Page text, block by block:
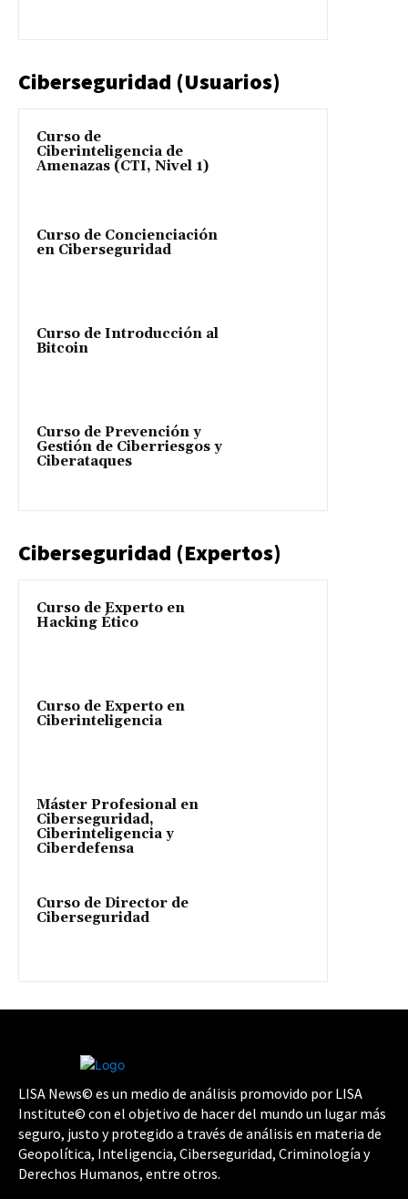
Ciberseguridad (Usuarios)
Curso de
Ciberinteligencia de
Amenazas (CTI, Nivel 1)
Curso de Concienciación
en Ciberseguridad
Curso de Introducción al
Bitcoin
Curso de Prevención y
Gestión de Ciberriesgos y
Ciberataques
Ciberseguridad (Expertos)
Curso de Experto en
Hacking Ético
Curso de Experto en
Ciberinteligencia
Máster Profesional en
Ciberseguridad,
Ciberinteligencia y
Ciberdefensa
Curso de Director de
Ciberseguridad
LISA News© es un medio de análisis promovido por LISA
Institute© con el objetivo de hacer del mundo un lugar más
seguro, justo y protegido a través de análisis en materia de
Geopolítica, Inteligencia, Ciberseguridad, Criminología y
Derechos Humanos, entre otros.